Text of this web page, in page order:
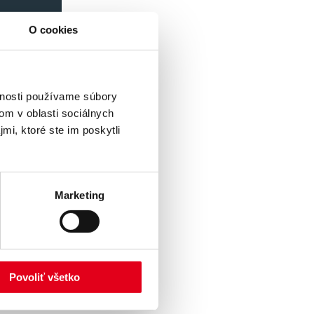
O cookies
používame súbory
v oblasti sociálnych
ktoré ste im poskytli
Marketing
Povoliť všetko
získať
možnosť